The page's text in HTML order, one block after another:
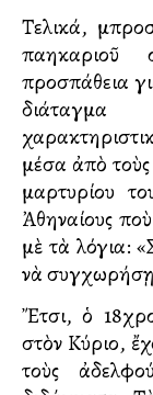
Τελικά,
προσπάθεια
διάταγμα
μέσα ἀπὸ
μαρτυρίου
Ἀθηναίους
μὲ τὰ λόγια:
νὰ συγχωρήσῃ
Ἔτσι, ὁ
στὸν Κύριο,
τοὺς